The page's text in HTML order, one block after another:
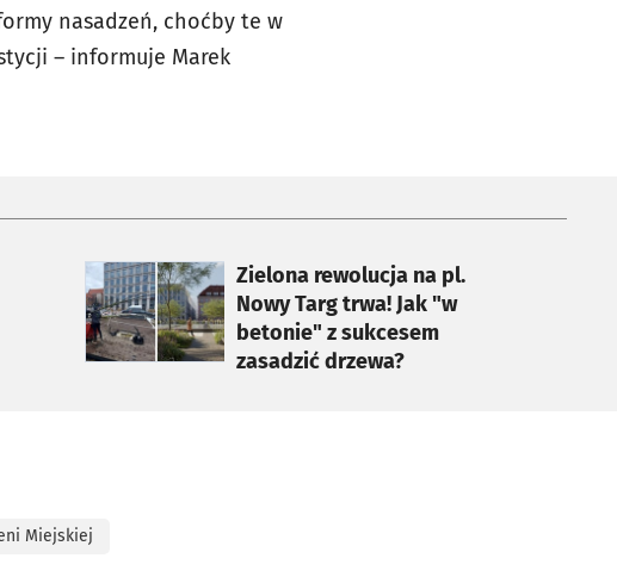
nasadzeń, choćby te w
– informuje Marek
Zielona rewolucja na pl.
Nowy Targ trwa! Jak "w
betonie" z sukcesem
zasadzić drzewa?
otworzy się w nowej karcie
Miejskiej